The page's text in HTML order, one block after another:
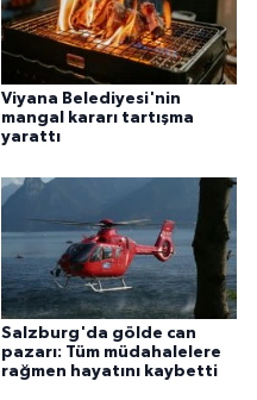
Viyana Belediyesi'nin
mangal kararı tartışma
yarattı
Salzburg'da gölde can
pazarı: Tüm müdahalelere
rağmen hayatını kaybetti